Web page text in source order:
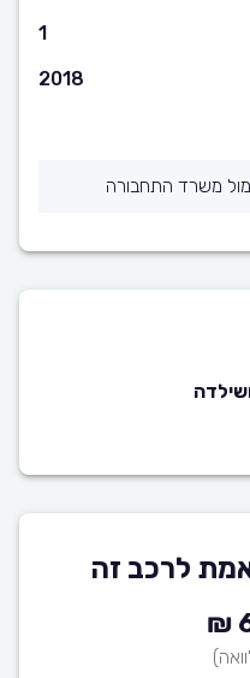
1
2018
מול משרד התחבורה
לרכב זה